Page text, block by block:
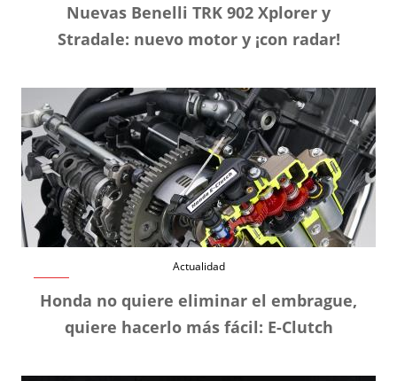
Nuevas Benelli TRK 902 Xplorer y
Stradale: nuevo motor y ¡con radar!
Actualidad
Honda no quiere eliminar el embrague,
quiere hacerlo más fácil: E-Clutch